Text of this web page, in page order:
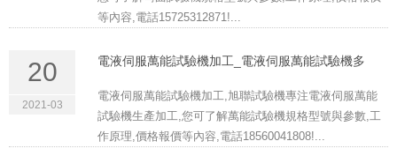
等內容,電話15725312871!...
20
2021-03
電液伺服萬能試驗機加工_電液伺服萬能試驗機多
電液伺服萬能試驗機加工,旭聯試驗機專注電液伺服萬能
試驗機生產加工,您可了解萬能試驗機規格型號與參數,工
作原理,價格報價等內容,電話18560041808!...